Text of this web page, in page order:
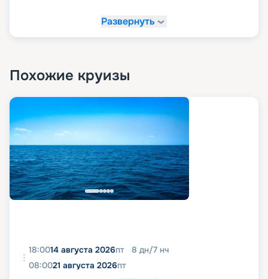
Развернуть
Похожие круизы
18:0014 августа 2026пт 8 дн/7 нч
08:0021 августа 2026пт